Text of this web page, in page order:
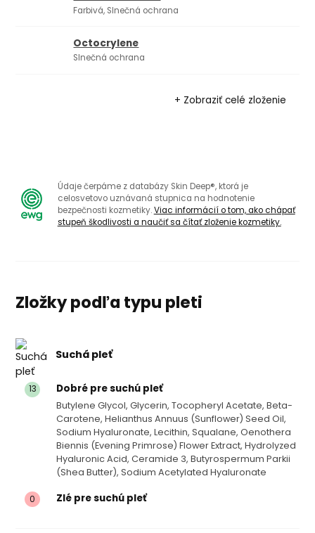
Farbivá, Slnečná ochrana
Octocrylene
Slnečná ochrana
+ Zobraziť celé zloženie
Údaje čerpáme z databázy Skin Deep®, ktorá je
celosvetovo uznávaná stupnica na hodnotenie
bezpečnosti kozmetiky.Viac informácií o tom, ako chápať
stupeň škodlivosti a naučiť sa čítať zloženie kozmetiky.
Zložky podľa typu pleti
Suchá pleť
13 Dobré pre suchú pleť
Butylene Glycol, Glycerin, Tocopheryl Acetate, Beta-
Carotene, Helianthus Annuus (sunflower) Seed Oil,
Sodium Hyaluronate, Lecithin, Squalane, Oenothera
Biennis (evening Primrose) Flower Extract, Hydrolyzed
Hyaluronic Acid, Ceramide 3, Butyrospermum Parkii
(shea Butter), Sodium Acetylated Hyaluronate
0 Zlé pre suchú pleť